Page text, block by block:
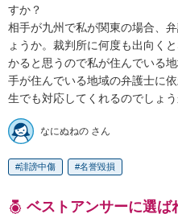
すか？
相手が九州で私が関東の場合、
ょうか。裁判所に何度も出向く
かると思うので私が住んでいる
手が住んでいる地域の弁護士に
生でも対応してくれるのでしょ
なにぬねの さん
誹謗中傷 名誉毀損
ベストアンサーに選ば